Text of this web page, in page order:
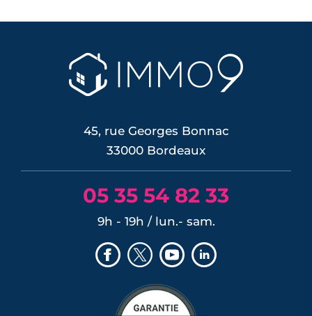
45, rue Georges Bonnac
33000 Bordeaux
05 35 54 82 33
9h - 19h / lun.- sam.